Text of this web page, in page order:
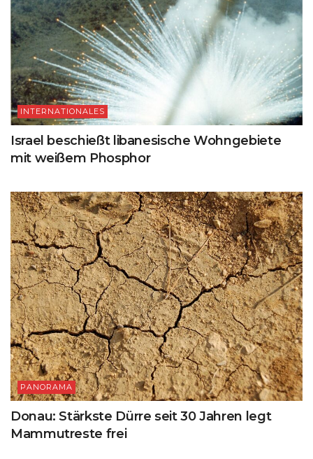
INTERNATIONALES
Israel beschießt libanesische Wohngebiete
mit weißem Phosphor
PANORAMA
Donau: Stärkste Dürre seit 30 Jahren legt
Mammutreste frei